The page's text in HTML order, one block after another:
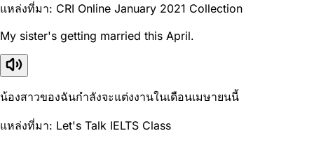
แหล่งที่มา: CRI Online January 2021 Collection
My sister's getting married this April.
น้องสาวของฉันกำลังจะแต่งงานในเดือนเมษายนนี้
แหล่งที่มา: Let's Talk IELTS Class